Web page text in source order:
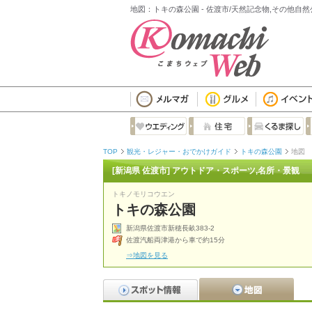
地図：トキの森公園 - 佐渡市/天然記念物,その他自然
TOP 観光・レジャー・おでかけガイド トキの森公園 地図
[新潟県 佐渡市] アウトドア・スポーツ,名所・景観
トキノモリコウエン
トキの森公園
新潟県佐渡市新穂長畝383-2
佐渡汽船両津港から車で約15分
⇒地図を見る